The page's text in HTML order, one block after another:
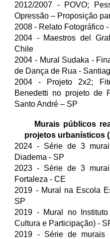
2012/2007 - POVO;
Opressão – Proposição
2008 - Relato Fotográfico
2004 - Maestros del
Chile
2004 - Mural Sudaka -
de Dança de Rua -
2004 - Projeto 2x2;
Benedetti no projeto de
Santo André – SP
Murais públicos
projetos urbanísticos
2024 - Série de 3
Diadema - SP
2023 - Série de 3
Fortaleza - CE
2019 - Mural na Escola
SP
2019 - Mural no
Cultura e Participação) -
2019 - Série de murais